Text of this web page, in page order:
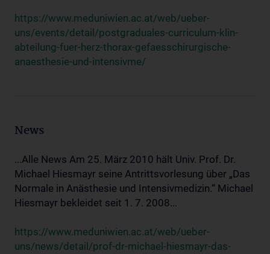
https://www.meduniwien.ac.at/web/ueber-
uns/events/detail/postgraduales-curriculum-klin-
abteilung-fuer-herz-thorax-gefaesschirurgische-
anaesthesie-und-intensivme/
News
...Alle News Am 25. März 2010 hält Univ. Prof. Dr.
Michael Hiesmayr seine Antrittsvorlesung über „Das
Normale in Anästhesie und Intensivmedizin.“ Michael
Hiesmayr bekleidet seit 1. 7. 2008...
https://www.meduniwien.ac.at/web/ueber-
uns/news/detail/prof-dr-michael-hiesmayr-das-